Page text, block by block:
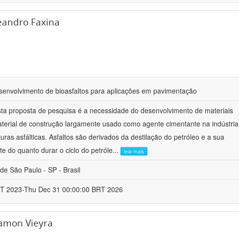
Faxina
de bioasfaltos para aplicações em pavimentação
proposta de pesquisa é a necessidade do desenvolvimento de materiais
de construção largamente usado como agente cimentante na indústria
asfálticas. Asfaltos são derivados da destilação do petróleo e a sua
do quanto durar o ciclo do petróle... leia mais
São Paulo - SP - Brasil
2023-Thu Dec 31 00:00:00 BRT 2026
Vieyra